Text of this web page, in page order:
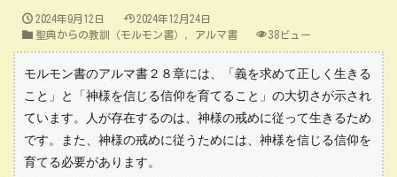
2024年9月12日
2024年12月24日
聖典からの教訓（モルモン書）
アルマ書 38ビュー
モルモン書のアルマ書２８章には、「義を求めて正しく生きる
こと」と「神様を信じる信仰を育てること」の大切さが示され
ています。人が存在するのは、神様の戒めに従って生きるため
です。また、神様の戒めに従うためには、神様を信じる信仰を
育てる必要があります。